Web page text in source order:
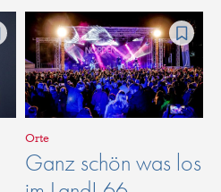
Orte
Ganz schön was los